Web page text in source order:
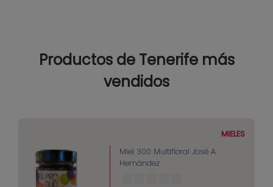
Productos de Tenerife más
vendidos
MIELES
Miel 300 Multifloral José A.
Hernández